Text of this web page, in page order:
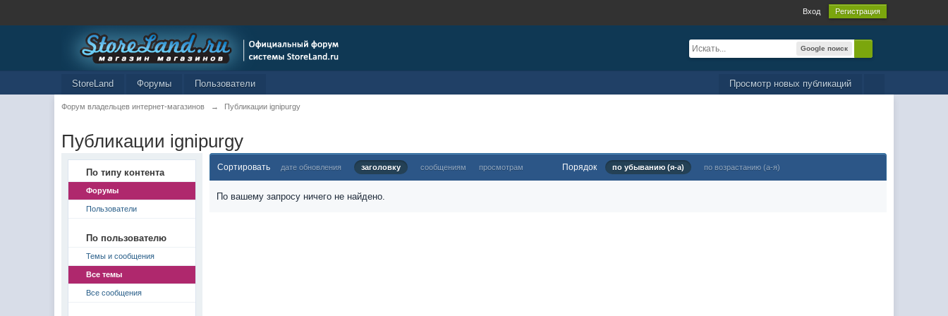
Вход Регистрация
Google поиск
Просмотр новых публикаций
StoreLand Форумы Пользователи
Форум владельцев интернет-магазинов → Публикации ignipurgy
Публикации ignipurgy
По типу контента
Форумы
Пользователи
По пользователю
Темы и сообщения
Все темы
Все сообщения
Сортировать дате обновления заголовку сообщениям просмотрам Порядок по убыванию (я-а) по возрастанию (а-я)
По вашему запросу ничего не найдено.